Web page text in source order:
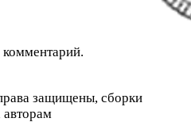
комментарий.
защищены, сборки